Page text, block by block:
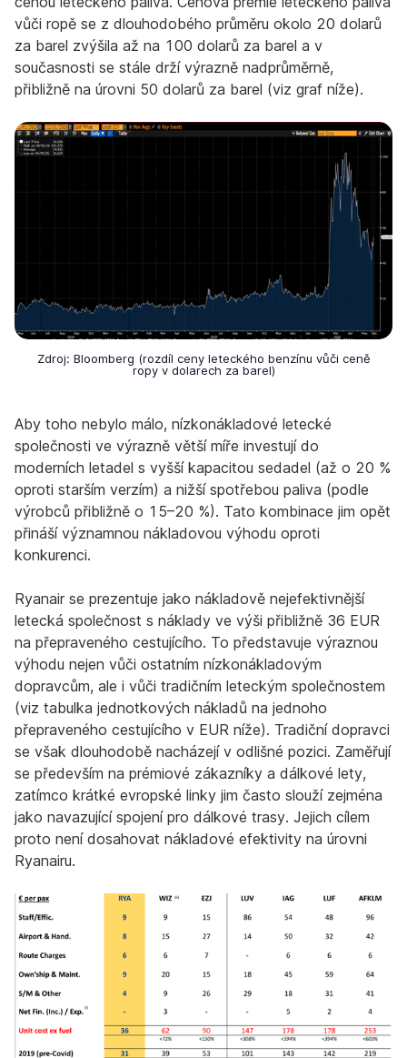
vůči ropě se z dlouhodobého průměru okolo 20 dolarů
za barel zvýšila až na 100 dolarů za barel a v
současnosti se stále drží výrazně nadprůměrně,
přibližně na úrovni 50 dolarů za barel (viz graf níže).
Zdroj: Bloomberg (rozdíl ceny leteckého benzínu vůči ceně
ropy v dolarech za barel)
Aby toho nebylo málo, nízkonákladové letecké
společnosti ve výrazně větší míře investují do
moderních letadel s vyšší kapacitou sedadel (až o 20 %
oproti starším verzím) a nižší spotřebou paliva (podle
výrobců přibližně o 15–20 %). Tato kombinace jim opět
přináší významnou nákladovou výhodu oproti
konkurenci.
Ryanair se prezentuje jako nákladově nejefektivnější
letecká společnost s náklady ve výši přibližně 36 EUR
na přepraveného cestujícího. To představuje výraznou
výhodu nejen vůči ostatním nízkonákladovým
dopravcům, ale i vůči tradičním leteckým společnostem
(viz tabulka jednotkových nákladů na jednoho
přepraveného cestujícího v EUR níže). Tradiční dopravci
se však dlouhodobě nacházejí v odlišné pozici. Zaměřují
se především na prémiové zákazníky a dálkové lety,
zatímco krátké evropské linky jim často slouží zejména
jako navazující spojení pro dálkové trasy. Jejich cílem
proto není dosahovat nákladové efektivity na úrovni
Ryanairu.